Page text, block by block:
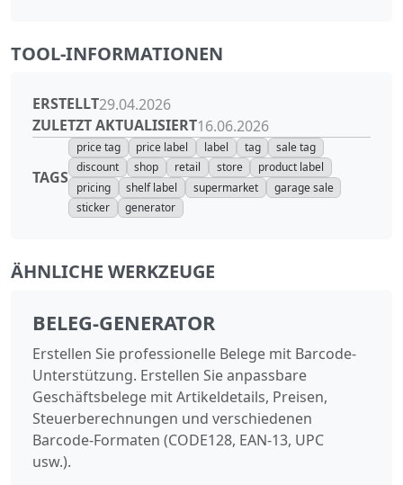
TOOL-INFORMATIONEN
ERSTELLT29.04.2026
ZULETZT AKTUALISIERT16.06.2026
TAGS
price tag price label label tag
sale tag
discount
shop retail store
product label
pricing
shelf label supermarket
garage sale
sticker
generator
ÄHNLICHE WERKZEUGE
BELEG-GENERATOR
Erstellen Sie professionelle Belege mit Barcode-
Unterstützung. Erstellen Sie anpassbare
Geschäftsbelege mit Artikeldetails, Preisen,
Steuerberechnungen und verschiedenen
Barcode-Formaten (CODE128, EAN-13, UPC
usw.).